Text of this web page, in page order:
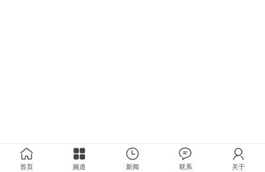
首页 频道 新闻 联系 关于